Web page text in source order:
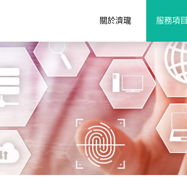
關於濟瓏 服務項目